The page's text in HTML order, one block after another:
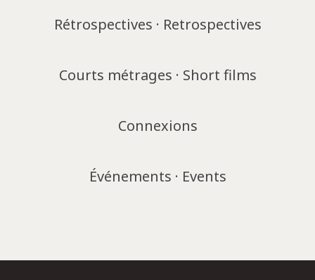
Rétrospectives · Retrospectives
Courts métrages · Short films
Connexions
Événements · Events